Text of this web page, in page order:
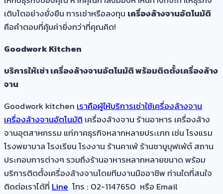
เติบโตอย่างยั่งยืน การเช่าหรือลงทุน เครื่องล้างจานอัตโนมัติ
คือคำตอบที่คุ้มค่ายิ่งกว่าที่คุณคิด!
Goodwork Kitchen
บริการให้เช่า เครื่องล้างจานอัตโนมัติ พร้อมติดตั้งเครื่องล้าง
จาน
Goodwork kitchen เราคือผู้ให้บริการเช่าใช้เครื่องล้างจาน
เครื่องล้างจานอัตโนมัติ เครื่องล้างจาน ร้านอาหาร เครื่องล้าง
จานอุตสาหกรรม แก่ภาคธุรกิจหลากหลายประเภท เช่น โรงแรม
โรงพยาบาล โรงเรียน โรงงาน ร้านคาเฟ่ ร้านชาบูบุฟเฟ่ต์ สถาน
ประกอบการต่างๆ รวมถึงร้านอาหารหลากหลายขนาด พร้อม
บริการติดตั้งเครื่องล้างจานโดยทีมงานมืออาชีพ ท่านใดที่สนใจ
ติดต่อเราได้ที่ Line โทร : 02-1147650 หรือ Email